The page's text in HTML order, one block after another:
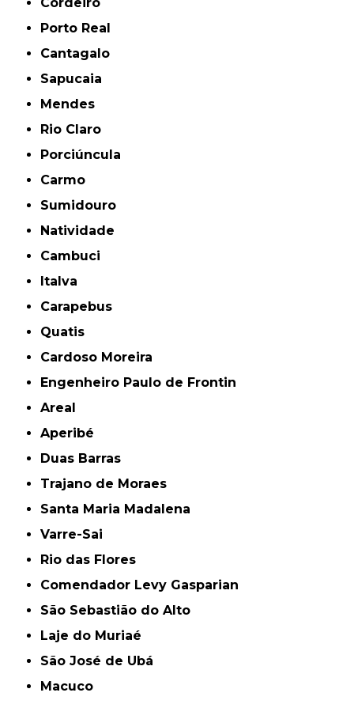
Cordeiro
Porto Real
Cantagalo
Sapucaia
Mendes
Rio Claro
Porciúncula
Carmo
Sumidouro
Natividade
Cambuci
Italva
Carapebus
Quatis
Cardoso Moreira
Engenheiro Paulo de Frontin
Areal
Aperibé
Duas Barras
Trajano de Moraes
Santa Maria Madalena
Varre-Sai
Rio das Flores
Comendador Levy Gasparian
São Sebastião do Alto
Laje do Muriaé
São José de Ubá
Macuco